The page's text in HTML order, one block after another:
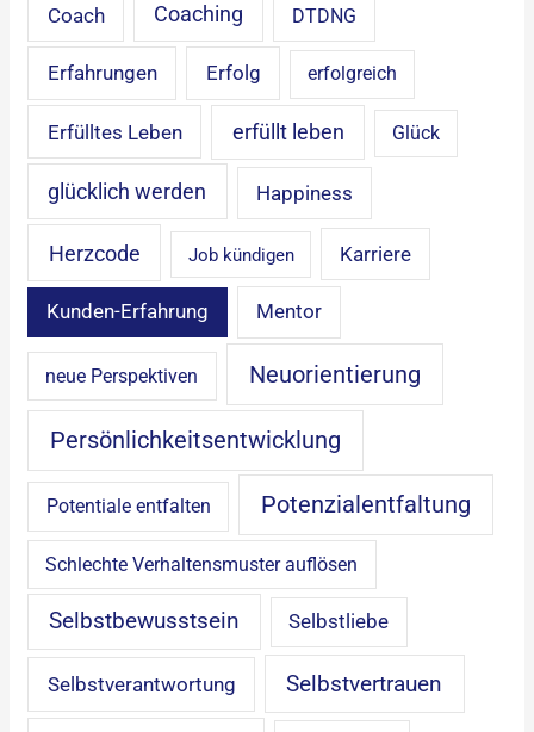
Coach Coaching DTDNG
Erfahrungen Erfolg erfolgreich
Erfülltes Leben erfüllt leben Glück
glücklich werden Happiness
Herzcode Job kündigen Karriere
Kunden-Erfahrung Mentor
neue Perspektiven Neuorientierung
Persönlichkeitsentwicklung
Potentiale entfalten Potenzialentfaltung
Schlechte Verhaltensmuster auflösen
Selbstbewusstsein Selbstliebe
Selbstverantwortung Selbstvertrauen